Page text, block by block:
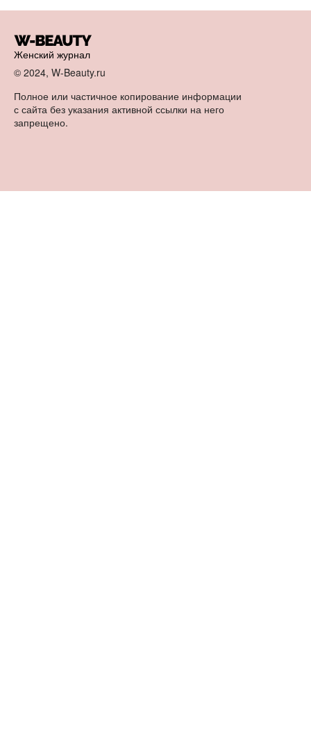
Женский журнал
© 2024, W-Beauty.ru
Полное или частичное копирование информации
с сайта без указания активной ссылки на него
запрещено.